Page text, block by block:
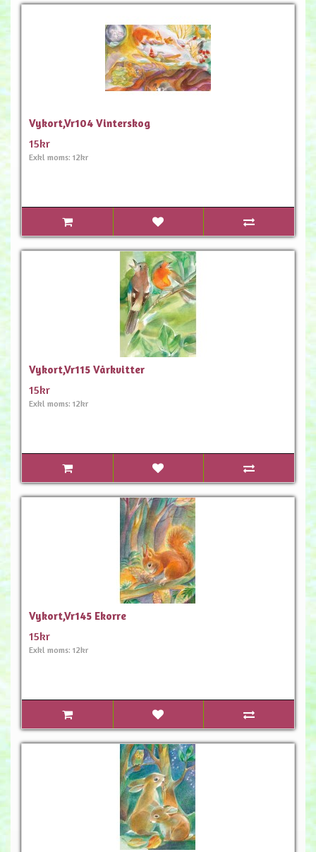
Vykort,Vr104 Vinterskog
15kr
Exkl moms: 12kr
Vykort,Vr115 Vårkvitter
15kr
Exkl moms: 12kr
Vykort,Vr145 Ekorre
15kr
Exkl moms: 12kr